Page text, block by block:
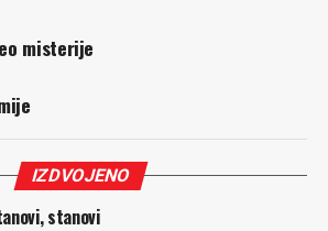
misterije
IZDVOJENO
stanovi